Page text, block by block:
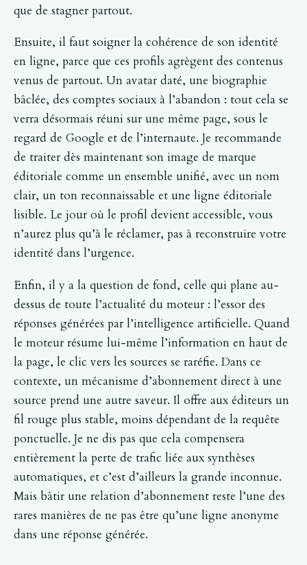
que de stagner partout.
Ensuite, il faut soigner la cohérence de son identité
en ligne, parce que ces profils agrègent des contenus
venus de partout. Un avatar daté, une biographie
bâclée, des comptes sociaux à l’abandon : tout cela se
verra désormais réuni sur une même page, sous le
regard de Google et de l’internaute. Je recommande
de traiter dès maintenant son image de marque
éditoriale comme un ensemble unifié, avec un nom
clair, un ton reconnaissable et une ligne éditoriale
lisible. Le jour où le profil devient accessible, vous
n’aurez plus qu’à le réclamer, pas à reconstruire votre
identité dans l’urgence.
Enfin, il y a la question de fond, celle qui plane au-
dessus de toute l’actualité du moteur : l’essor des
réponses générées par l’intelligence artificielle. Quand
le moteur résume lui-même l’information en haut de
la page, le clic vers les sources se raréfie. Dans ce
contexte, un mécanisme d’abonnement direct à une
source prend une autre saveur. Il offre aux éditeurs un
fil rouge plus stable, moins dépendant de la requête
ponctuelle. Je ne dis pas que cela compensera
entièrement la perte de trafic liée aux synthèses
automatiques, et c’est d’ailleurs la grande inconnue.
Mais bâtir une relation d’abonnement reste l’une des
rares manières de ne pas être qu’une ligne anonyme
dans une réponse générée.